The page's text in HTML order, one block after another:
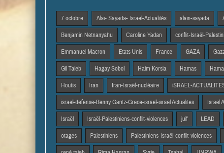
7 octobre Alai- Sayada- Israel-Actualités alain-sayada
Benjamin Netnanyahu Caroline Yadan conflit-Israël-
Emmanuel Macron Etats Unis France GAZA
Gil Taieb Hagay Sobol Haim Korsia Hamas
Houtis Iran Iran-Israël-nucléaire iSRAEL-
israel-defense-Benny Gantz-Grece-israel-israel Actualites Israel
Israël Israël-Palestiniens-conflit-violences juif LEAD
otages Palestiniens Palestiniens-Israël-conflit-violences